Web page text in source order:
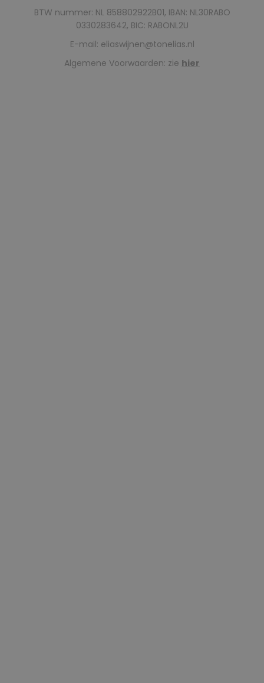
BTW nummer: NL 858802922B01, IBAN: NL30RABO
0330283642, BIC: RABONL2U
E-mail: eliaswijnen@tonelias.nl
Algemene Voorwaarden: zie hier